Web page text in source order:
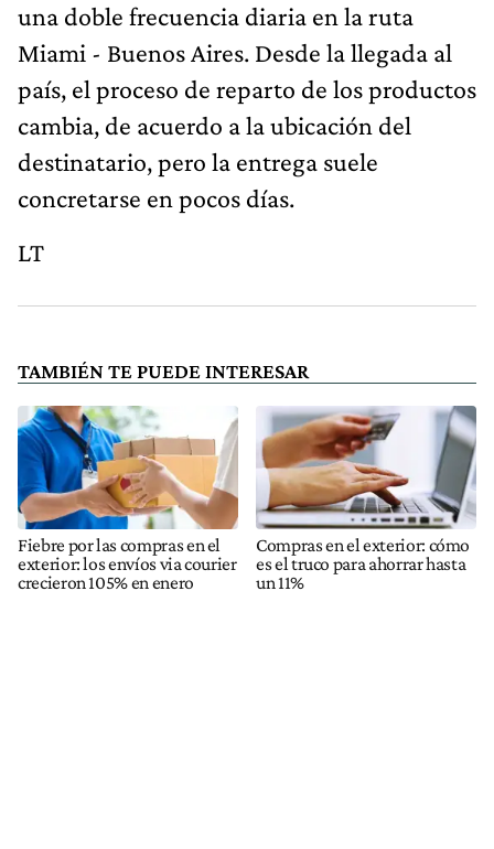
una doble frecuencia diaria en la ruta
Miami - Buenos Aires. Desde la llegada al
país, el proceso de reparto de los productos
cambia, de acuerdo a la ubicación del
destinatario, pero la entrega suele
concretarse en pocos días.
LT
TAMBIÉN TE PUEDE INTERESAR
Fiebre por las compras en el
exterior: los envíos via courier
crecieron 105% en enero
Compras en el exterior: cómo
es el truco para ahorrar hasta
un 11%